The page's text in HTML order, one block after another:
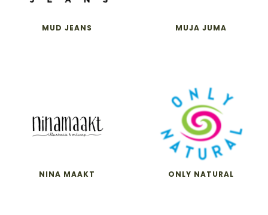
MUD JEANS MUJA JUMA
NINA MAAKT ONLY NATURAL